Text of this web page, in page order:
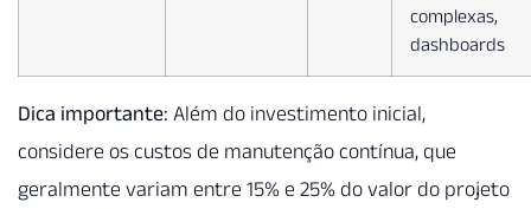
complexas,
dashboards
Dica importante: Além do investimento inicial,
considere os custos de manutenção contínua, que
geralmente variam entre 15% e 25% do valor do projeto